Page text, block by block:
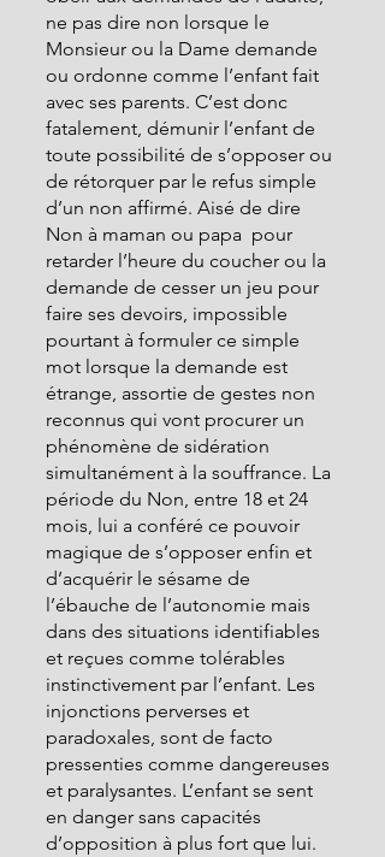
ne pas dire non lorsque le
Monsieur ou la Dame demande
ou ordonne comme l’enfant fait
avec ses parents. C’est donc
fatalement, démunir l’enfant de
toute possibilité de s’opposer ou
de rétorquer par le refus simple
d’un non affirmé. Aisé de dire
Non à maman ou papa  pour
retarder l’heure du coucher ou la
demande de cesser un jeu pour
faire ses devoirs, impossible
pourtant à formuler ce simple
mot lorsque la demande est
étrange, assortie de gestes non
reconnus qui vont procurer un
phénomène de sidération
simultanément à la souffrance. La
période du Non, entre 18 et 24
mois, lui a conféré ce pouvoir
magique de s’opposer enfin et
d’acquérir le sésame de
l’ébauche de l’autonomie mais
dans des situations identifiables
et reçues comme tolérables
instinctivement par l’enfant. Les
injonctions perverses et
paradoxales, sont de facto
pressenties comme dangereuses
et paralysantes. L’enfant se sent
en danger sans capacités
d’opposition à plus fort que lui.